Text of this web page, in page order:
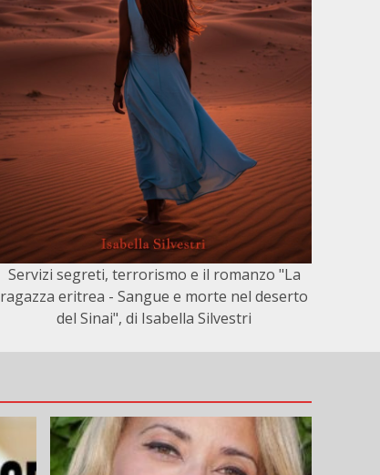
Servizi segreti, terrorismo e il romanzo "La
ragazza eritrea - Sangue e morte nel deserto
del Sinai", di Isabella Silvestri